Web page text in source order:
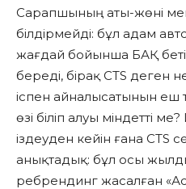
Сарапшының аты-жөні
білдірмейді: бұл адам
жағдай бойынша БАҚ
береді, бірақ CTS деген
іспен айналысатынын еш
өзі біліп алуы міндетті
іздеуден кейін ғана CTS
анықтадық: бұл осы
ребрендинг жасалған